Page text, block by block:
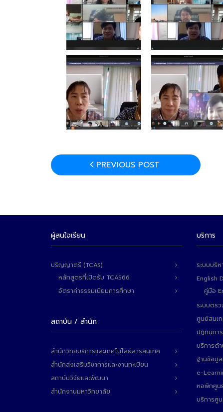
PREVIOUS POST
ผู้สนใจเรียน
ปริญญาตรี (TCAS)
หลักสูตรที่เปิดรับ TCAS66
อัตราค่าธรรมเนียมการศึกษา
สถาบัน / สำนัก
สำนักวิทยบริการและเทคโนโลยีสารสนเทศ
สำนักส่งเสริมวิชาการและงานทะเบียน
สถาบันวิจัยและพัฒนา
สำนักงานมหาวิทยาลัย
บริการ
ระบบบริ
English
คู่มือ
ระบบตร
ศูนย์สนเ
ปฏิทินกา
บริการด้
ฐานข้อมู
e-
หอพักศูน
บริการศู